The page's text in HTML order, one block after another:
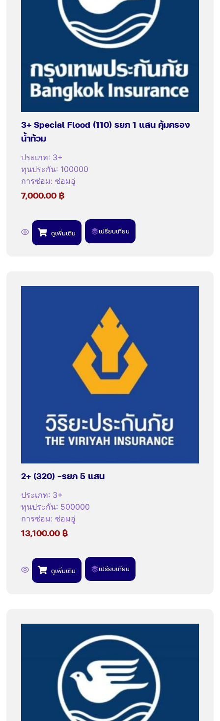
3+ Special Flood (110) รยภ 1 แสน คุ้มครอง
น้ำท้วม
ประเภท: 3+
ทุนประกัน: 100000
การซ่อม:ซ่อมอู่
7,000.00฿
ดูเพิ่มเติม เปรียบเทียบ
2+ (320) -รยภ 5 แสน
ประเภท: 3+
ทุนประกัน: 500000
การซ่อม:ซ่อมอู่
13,100.00฿
ดูเพิ่มเติม เปรียบเทียบ